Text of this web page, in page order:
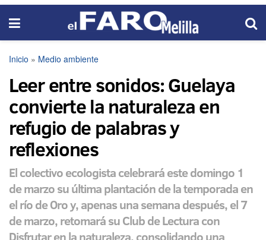
Inicio » Medio ambiente
Leer entre sonidos: Guelaya
convierte la naturaleza en
refugio de palabras y
reflexiones
El colectivo ecologista celebrará este domingo 1
de marzo su última plantación de la temporada en
el río de Oro y, apenas una semana después, el 7
de marzo, retomará su Club de Lectura con
Disfrutar en la naturaleza, consolidando una